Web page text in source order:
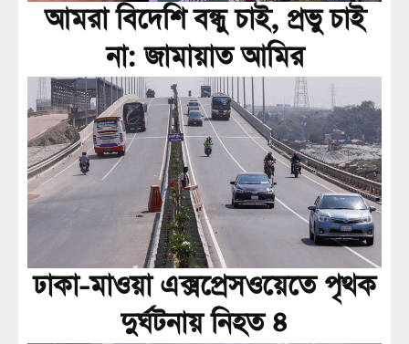
আমরা বিদেশি বন্ধু চাই, প্রভু চাই
না: জামায়াত আমির
ঢাকা-মাওয়া এক্সপ্রেসওয়েতে পৃথক
দুর্ঘটনায় নিহত ৪